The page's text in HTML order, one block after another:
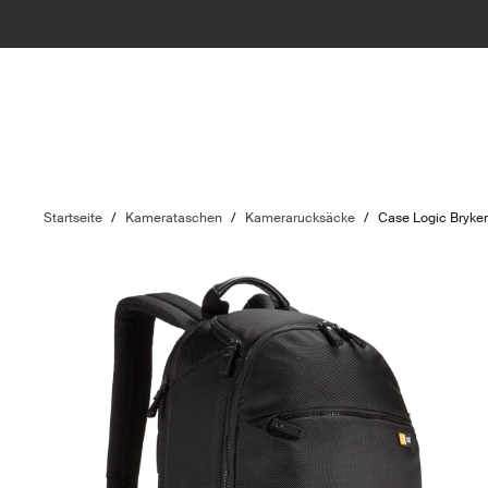
Startseite / Kamerataschen / Kamerarucksäcke / Case Logic Bryker